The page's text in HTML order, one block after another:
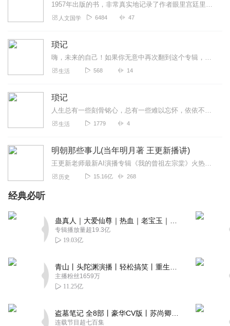
1957年出版的书，非常真实地记录了作者眼里宫廷里的事，没有政治色彩，很生动！
人文国学 6484 47
琐记
嗨，未来的自己！如果你无意中再次翻到这个专辑，就把它当成一个很久以前的备忘录吧，那时的你总是喜欢记录各种事情，期待着在未来的某天看着以前的印记，回忆起平淡的往事...
生活 568 14
琐记
人生总有一些刻骨铭心，总有一些难以忘怀，依依不舍。轻捻时光，掀开往事，撑开回忆的帆。
生活 1779 4
明朝那些事儿(当年明月著 王更新播讲)
王更新老师最新AI演播专辑《我的曾祖左宗棠》火热更新中！从曾孙视角看帝国脊梁左宗棠的B面人生！【大咖推荐】明月的写作不仅笔锋活泼幽默，而且加进了自己的感悟，这就...
历史 15.16亿 268
经典必听
专辑播放量超19.3亿
19.03亿
主播粉丝1659万
11.25亿
连载节目超七百集